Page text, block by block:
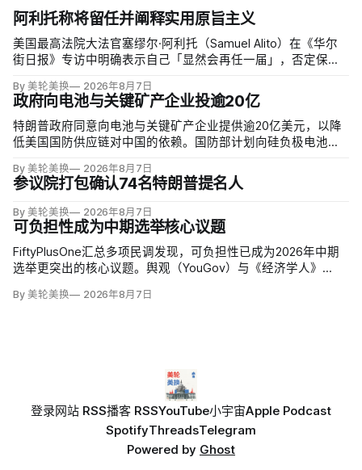
阿利托称将留任并阐释实用原旨主义
美国最高法院大法官塞缪尔·阿利托（Samuel Alito）在《华尔
街日报》专访中明确表示自己「显然会再任一届」，否定保守
者的呼声。76岁的阿利托称这类催退提醒他生命有限，却也暗
含法官可以互换的误解。
By 美轮美换 2026年8月7日
政府向电池与关键矿产企业投逾20亿
特朗普政府同意向电池与关键矿产企业提供逾20亿美元，以降
低美国国防供应链对中国的依赖。国防部计划向硅负极电池公
开采钪的日出能源金属公司（Sunrise Energy Metals）提供4亿
美元贷款，美…
By 美轮美换 2026年8月7日
参议院打包确认74名特朗普提名人
By 美轮美换 2026年8月7日
可负担性成为中期选举核心议题
FiftyPlusOne汇总多项民调发现，可负担性已成为2026年中期
选举更突出的核心议题。舆观（YouGov）与《经济学人》
题的美国人，从2024年10月的24%升至今年5月的30%，本周进
By 美轮美换 2026年8月7日
登录网站 RSS播客 RSSYouTube小宇宙Apple Podcast
SpotifyThreadsTelegram
Powered by Ghost